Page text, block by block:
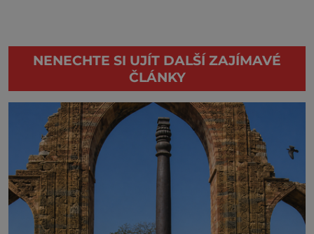
NENECHTE SI UJÍT DALŠÍ ZAJÍMAVÉ
ČLÁNKY